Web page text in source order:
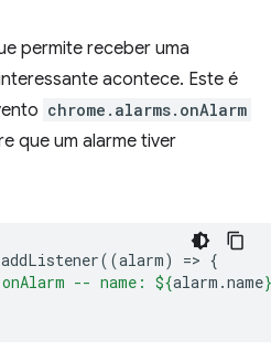
permite receber uma
acontece. Este é
chrome.alarms.onAlarm
que um alarme tiver
addListener((alarm) => {
-- name: ${alarm .name}